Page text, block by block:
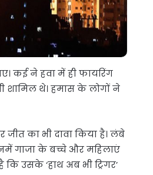
कई ने हवा में ही फायरिंग
शामिल थे। हमास के लोगों ने
का भी दावा किया है। लंबे
गाजा के बच्चे और महिलाएं
उसके ‘हाथ अब भी ट्रिगर’